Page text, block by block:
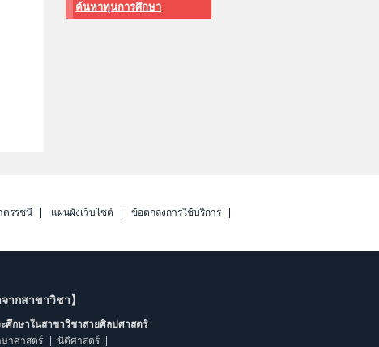
ค้นหาทุนการศึกษา
ดรรชนี แผนผังเว็บไซต์
ข้อตกลงการใช้บริการ
ากสาขาวิชา】
ศึกษาในสาขาวิชาสายศิลปศาสตร์
าศาสตร์
นิติศาสตร์